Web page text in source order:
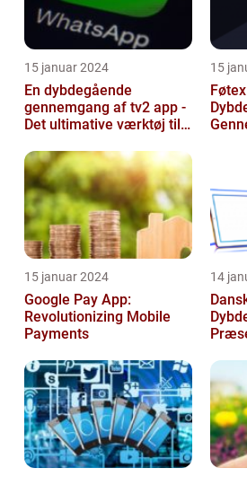
15 januar 2024
En dybdegående
gennemgang af tv2 app -
Det ultimative værktøj til
15
15 januar 2024
Google Pay App:
Revolutionizing Mobile
Payments
14